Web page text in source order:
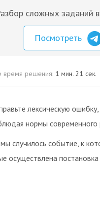
сложных заданий
Посмотреть
время решения: 1 мин. 21 сек.
лексическую
нормы современного
случилось событие, к
осуществлена